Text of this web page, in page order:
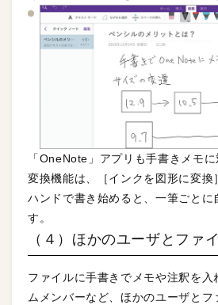
「OneNote」アプリも手書きメモ
変換機能は、［インクを図形に変換
ハンドで書き始めると、一筆ごとに
す。
（４）ほかのユーザとファ
ファイルに手書きでメモや注釈を入
ムメンバーなど、ほかのユーザとフ